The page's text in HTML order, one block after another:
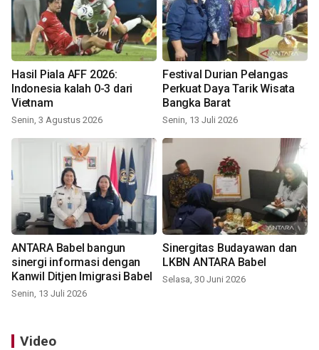
Hasil Piala AFF 2026:
Indonesia kalah 0-3 dari
Vietnam
Senin, 3 Agustus 2026
Festival Durian Pelangas
Perkuat Daya Tarik Wisata
Bangka Barat
Senin, 13 Juli 2026
ANTARA Babel bangun
sinergi informasi dengan
Kanwil Ditjen Imigrasi Babel
Senin, 13 Juli 2026
Sinergitas Budayawan dan
LKBN ANTARA Babel
Selasa, 30 Juni 2026
Video